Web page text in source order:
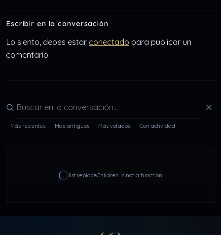
Escribir en la conversación
Lo siento, debes estar conectado para publicar un
comentario.
Buscar en la conversación
Más recientes Más antiguos Más votados Con actividad
list.replaceChildren is not a function